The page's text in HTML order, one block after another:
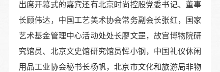
出席开幕式的嘉宾还有北京时尚控股党委书记、董事
长顾伟达，中国工艺美术协会常务副会长张红，国家
艺术基金管理中心活动处处长廖文罡，故宫博物院研
究馆员、北京文史馆研究馆员恽小钢，中国礼仪休闲
用品工业协会秘书长杨帆，北京市文化和旅游局非物